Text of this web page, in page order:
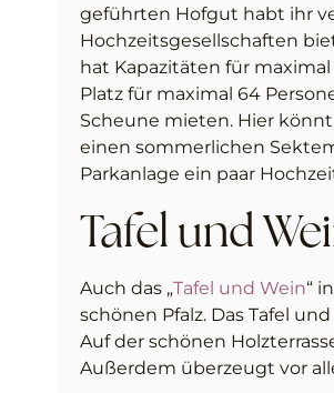
geführten Hofgut habt ihr
Hochzeitsgesellschaften
hat Kapazitäten für
Platz für maximal 64
Scheune mieten. Hier
einen sommerlichen
Parkanlage ein paar
Tafel und
Auch das „Tafel und Wein“
schönen Pfalz. Das Tafel
Auf der schönen
Außerdem überzeugt vor